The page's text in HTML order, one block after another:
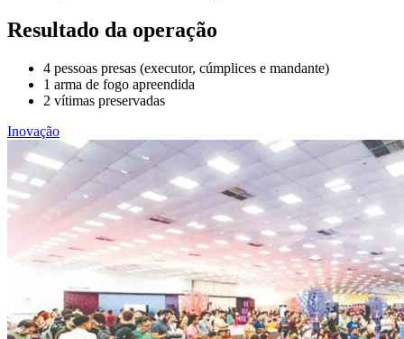
Resultado da operação
4 pessoas presas (executor, cúmplices e mandante)
1 arma de fogo apreendida
2 vítimas preservadas
Inovação